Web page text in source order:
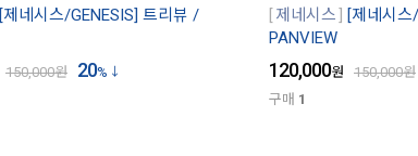
[제네시스/GENESIS] 트리뷰 /
150,000원 20%
제네시스
[제네시
PANVIEW
120,000원 150,000원
구매 1